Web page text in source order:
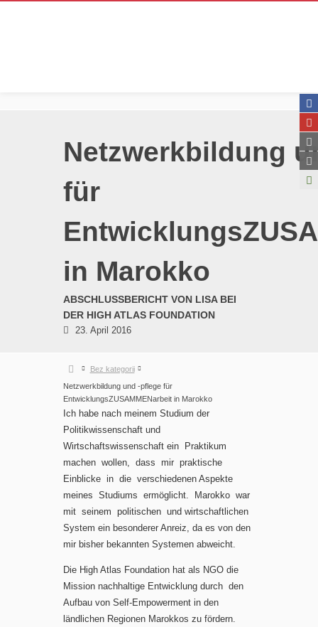
Netzwerkbildung
für
in Marokko
ABSCHLUSSBERICHT VON LISA BEI
DER HIGH ATLAS FOUNDATION
23. April 2016
Bez kategorii
Netzwerkbildung und -pflege für
EntwicklungsZUSAMMENarbeit in Marokko
Ich habe nach meinem Studium der
Politikwissenschaft und
Wirtschaftswissenschaft ein Praktikum
machen wollen, dass mir praktische
Einblicke in die verschiedenen Aspekte
meines Studiums ermöglicht. Marokko war
mit seinem politischen und wirtschaftlichen
System ein besonderer Anreiz, da es von den
mir bisher bekannten Systemen abweicht.
Die High Atlas Foundation hat als NGO die
Mission nachhaltige Entwicklung durch den
Aufbau von Self-Empowerment in den
ländlichen Regionen Marokkos zu fördern.